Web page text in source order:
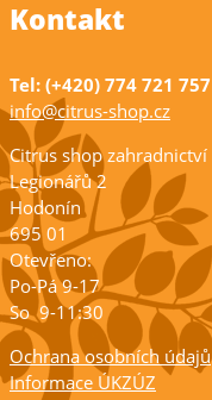
Kontakt
Tel: (+420) 774 721 757
info@citrus-shop.cz
Citrus shop zahradnictví
Legionářů 2
Hodonín
695 01
Otevřeno:
Po-Pá 9-17
So 9-11:30
Ochrana osobních údajů
Informace ÚKZÚZ